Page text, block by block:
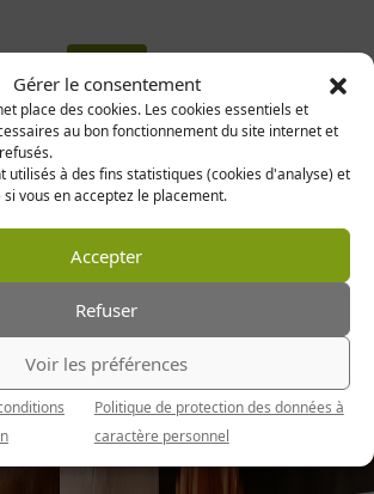
Gérer le consentement
place des cookies. Les cookies essentiels et
au bon fonctionnement du site internet et
utilisés à des fins statistiques (cookies d'analyse) et
vous en acceptez le placement.
Accepter
Refuser
Voir les préférences
Politique de protection des données à
caractère personnel